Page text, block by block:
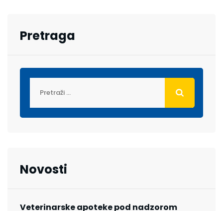
Pretraga
Novosti
Veterinarske apoteke pod nadzorom